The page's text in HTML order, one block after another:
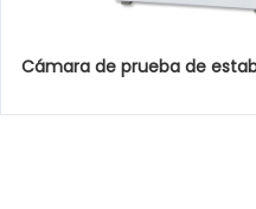
Cámara de prueba de